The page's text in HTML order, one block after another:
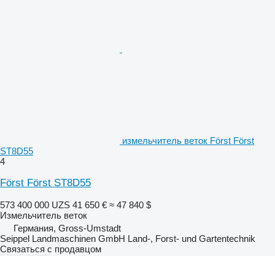
измельчитель веток Först Först
ST8D55
4
Först Först ST8D55
573 400 000 UZS 41 650 € ≈ 47 840 $
Измельчитель веток
Германия, Gross-Umstadt
Seippel Landmaschinen GmbH Land-, Forst- und Gartentechnik
Связаться с продавцом